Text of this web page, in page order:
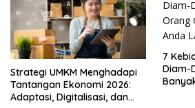
Strategi UMKM Menghadapi
Tantangan Ekonomi 2026:
Adaptasi, Digitalisasi, dan
7
Diam-